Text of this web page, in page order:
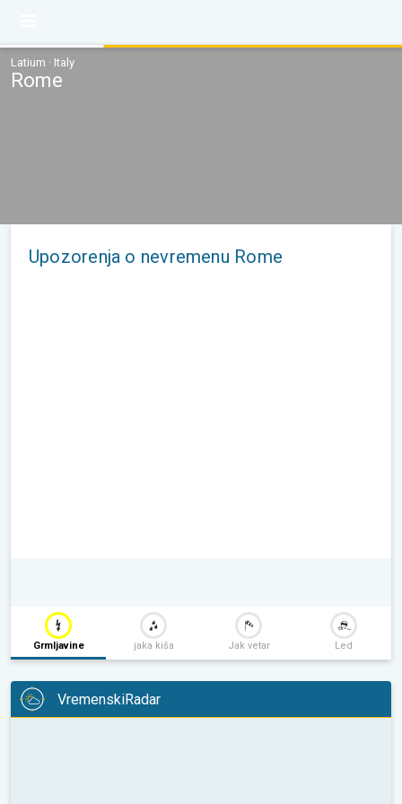
Latium · Italy
Rome
Upozorenja o nevremenu Rome
Grmljavine jaka kiša Jak vetar Led
VremenskiRadar